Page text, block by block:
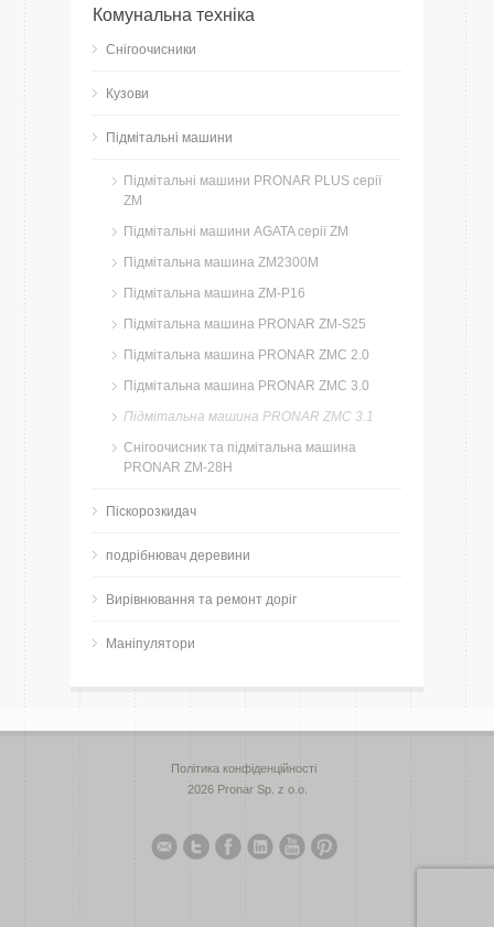
Комунальна техніка
Снігоочисники
Кузови
Підмітальні машини
Підмітальні машини PRONAR PLUS серії
ZM
Підмітальні машини AGATA серії ZM
Підмітальна машина ZM2300M
Підмітальна машина ZM-P16
Підмітальна машина PRONAR ZM-S25
Підмітальна машина PRONAR ZMC 2.0
Підмітальна машина PRONAR ZMC 3.0
Підмітальна машина PRONAR ZMC 3.1
Снігоочисник та підмітальна машина
PRONAR ZM-28H
Піскорозкидач
подрібнювач деревини
Вирівнювання та ремонт доріг
Маніпулятори
Політика конфіденційності
2026 Pronar Sp. z o.o.